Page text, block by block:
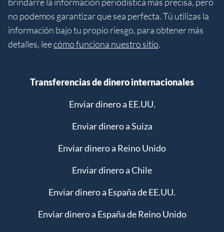
no podemos garantizar que sea perfecta. Tú utilizas la
información bajo tu propio riesgo, para obtener más
detalles, leecómo funciona nuestro sitio.
Transferencias de dinero internacionales
Enviar dinero a EE.UU.
Enviar dinero a Suiza
Enviar dinero a Reino Unido
Enviar dinero a Chile
Enviar dinero a España de EE.UU.
Enviar dinero a España de Reino Unido